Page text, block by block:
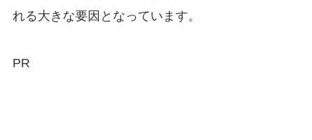
れる大きな要因となっています。
PR